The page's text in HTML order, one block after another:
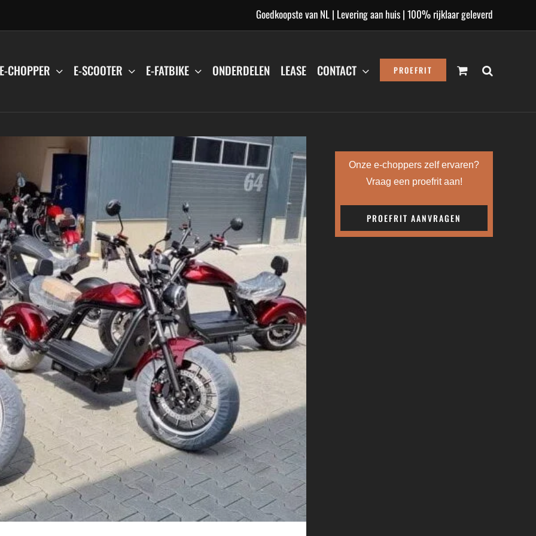
Goedkoopste van NL | Levering aan huis | 100% rijklaar geleverd
E-CHOPPER E-SCOOTER E-FATBIKE ONDERDELEN LEASE CONTACT PROEFRIT
Onze e-choppers zelf ervaren?
Vraag een proefrit aan!
PROEFRIT AANVRAGEN